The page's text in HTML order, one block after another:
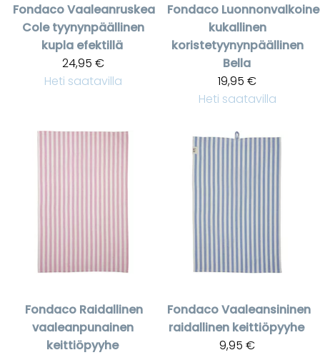
FondacoVaaleanruskea
Cole tyynynpäällinen
kupla efektillä
24,95 €
Heti saatavilla
Fondaco
kukallinen
koristetyynynpäällinen
Bella
19,95 €
Heti saatavilla
Fondaco Raidallinen
vaaleanpunainen
keittiöpyyhe
FondacoVaaleansininen
raidallinen keittiöpyyhe
9,95 €